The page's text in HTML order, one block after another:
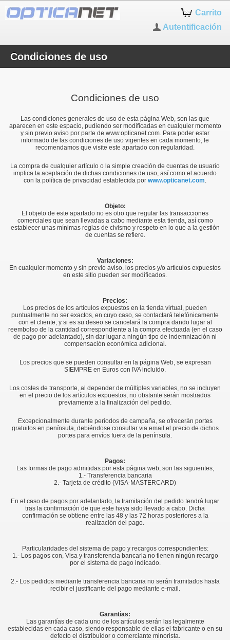
Carrito
Autentificación
Condiciones de uso
Condiciones de uso
Las condiciones generales de uso de esta página Web, son las que
aparecen en este espacio, pudiendo ser modificadas en cualquier momento
y sin previo aviso por parte de www.opticanet.com. Para poder estar
informado de las condiciones de uso vigentes en cada momento, le
recomendamos que visite este apartado con regularidad.
La compra de cualquier artículo o la simple creación de cuentas de usuario
implica la aceptación de dichas condiciones de uso, así como el acuerdo
con la política de privacidad establecida por www.opticanet.com.
Objeto:
El objeto de este apartado no es otro que regular las transacciones
comerciales que sean llevadas a cabo mediante esta tienda, así como
establecer unas mínimas reglas de civismo y respeto en lo que a la gestión
de cuentas se refiere.
Variaciones:
En cualquier momento y sin previo aviso, los precios y/o artículos expuestos
en este sitio pueden ser modificados.
Precios:
Los precios de los artículos expuestos en la tienda virtual, pueden
puntualmente no ser exactos, en cuyo caso, se contactará telefónicamente
con el cliente, y si es su deseo se cancelará la compra dando lugar al
reembolso de la cantidad correspondiente a la compra efectuada (en el caso
de pago por adelantado), sin dar lugar a ningún tipo de indemnización ni
compensación económica adicional.
Los precios que se pueden consultar en la página Web, se expresan
SIEMPRE en Euros con IVA incluido.
Los costes de transporte, al depender de múltiples variables, no se incluyen
en el precio de los artículos expuestos, no obstante serán mostrados
previamente a la finalización del pedido.
Excepcionalmente durante periodos de campaña, se ofrecerán portes
gratuitos en península, debiéndose consultar via email el precio de dichos
portes para envíos fuera de la península.
Pagos:
Las formas de pago admitidas por esta página web, son las siguientes;
1.- Transferencia bancaria
2.- Tarjeta de crédito (VISA-MASTERCARD)
En el caso de pagos por adelantado, la tramitación del pedido tendrá lugar
tras la confirmación de que este haya sido llevado a cabo. Dicha
confirmación se obtiene entre las 48 y las 72 horas posteriores a la
realización del pago.
Particularidades del sistema de pago y recargos correspondientes:
1.- Los pagos con, Visa y transferencia bancaria no tienen ningún recargo
por el sistema de pago indicado.
2.- Los pedidos mediante transferencia bancaria no serán tramitados hasta
recibir el justificante del pago mediante e-mail.
Garantías:
Las garantías de cada uno de los artículos serán las legalmente
establecidas en cada caso, siendo responsable de ellas el fabricante o en su
defecto el distribuidor o comerciante minorista.